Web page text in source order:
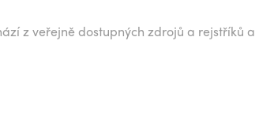
z veřejně dostupných zdrojů a rejstříků